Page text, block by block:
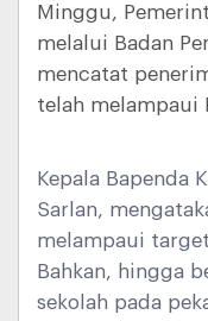
Minggu,
melalui Badan
mencatat
telah melampaui
Kepala Bapenda
Sarlan,
melampaui
Bahkan, hingga
sekolah pada